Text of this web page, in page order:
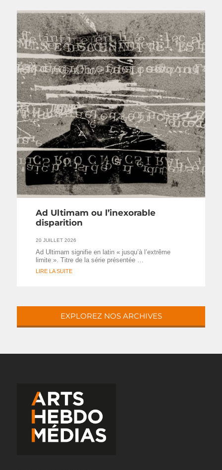
Ad Ultimam ou l’inexorable
disparition
20 JUILLET 2026
Ad Ultimam signifie en latin « jusqu’à l’extrême
limite ». Titre de la série présentée …
LIRE LA SUITE
EXPLOREZ NOS ARCHIVES